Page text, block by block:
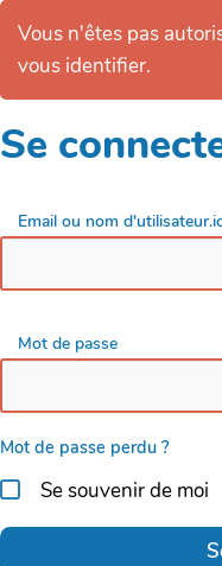
Vous n'êtes pas
vous identifier.
Se
Email ou nom
Mot de passe
Mot de passe perdu ?
Se souvenir de moi